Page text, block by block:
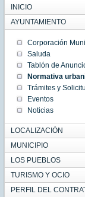
INICIO
AYUNTAMIENTO
Corporación
Saluda
Tablón de
Normativa
Trámites y
Eventos
Noticias
LOCALIZACIÓN
MUNICIPIO
LOS PUEBLOS
TURISMO Y OCIO
PERFIL DEL